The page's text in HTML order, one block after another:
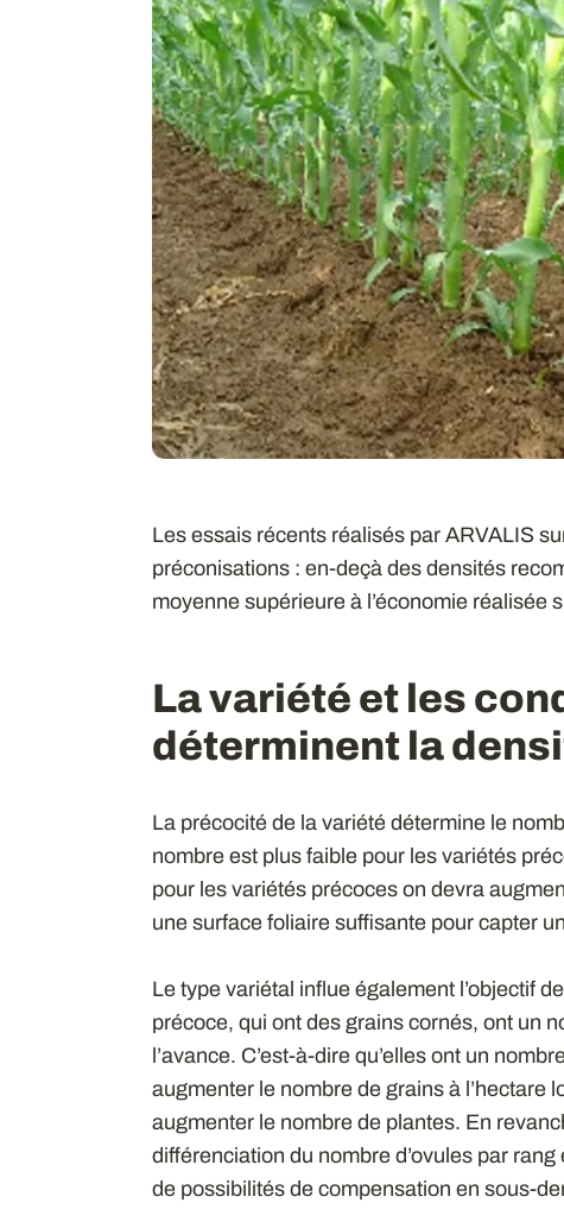
Les essais récents réalisés par ARVALIS
préconisations : en-deçà des densités
moyenne supérieure à l’économie réalisée
La variété et les
déterminent la
La précocité de la variété détermine le
nombre est plus faible pour les variétés
pour les variétés précoces on devra
une surface foliaire suffisante pour capter
Le type variétal influe également l’objectif
précoce, qui ont des grains cornés, ont un
l’avance. C’est-à-dire qu’elles ont un
augmenter le nombre de grains à l’hectare
augmenter le nombre de plantes. En
différenciation du nombre d’ovules par
de possibilités de compensation en sous-